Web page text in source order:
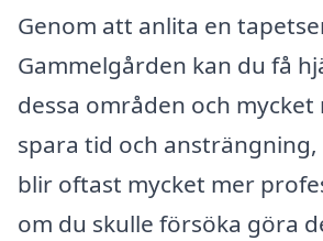
Genom att anlita en
Gammelgården kan du få
dessa områden och mycket
spara tid och
blir oftast mycket mer
om du skulle försöka göra